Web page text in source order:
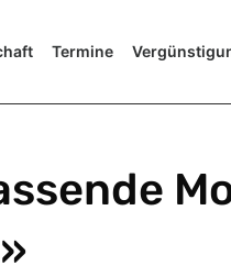
Termine